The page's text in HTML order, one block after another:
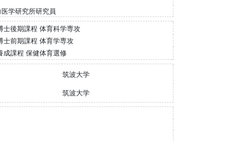
学研究所研究員
士後期課程 体育科学専攻
士前期課程 体育学専攻
成課程 保健体育選修
筑波大学
筑波大学